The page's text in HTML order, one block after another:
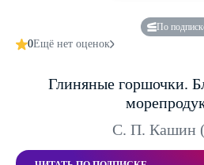
По
0Ещё нет оценок
Глиняные горшочки.
С. П. Кашин